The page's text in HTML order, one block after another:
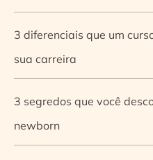
3 diferenciais que um
sua carreira
3 segredos que você
newborn